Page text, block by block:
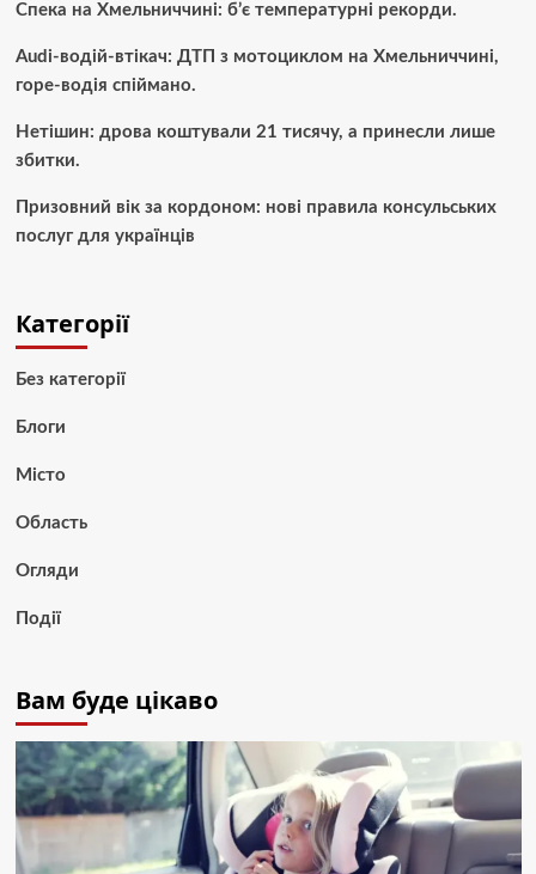
Спека на Хмельниччині: б’є температурні рекорди.
Audi-водій-втікач: ДТП з мотоциклом на Хмельниччині,
горе-водія спіймано.
Нетішин: дрова коштували 21 тисячу, а принесли лише
збитки.
Призовний вік за кордоном: нові правила консульських
послуг для українців
Категорії
Без категорії
Блоги
Місто
Область
Огляди
Події
Вам буде цікаво